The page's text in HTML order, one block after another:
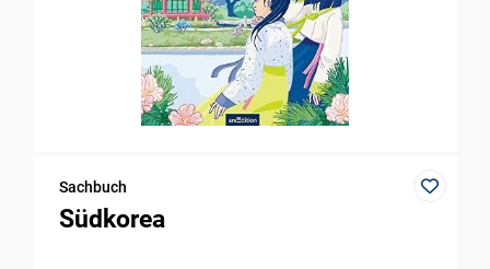
Sachbuch
Südkorea